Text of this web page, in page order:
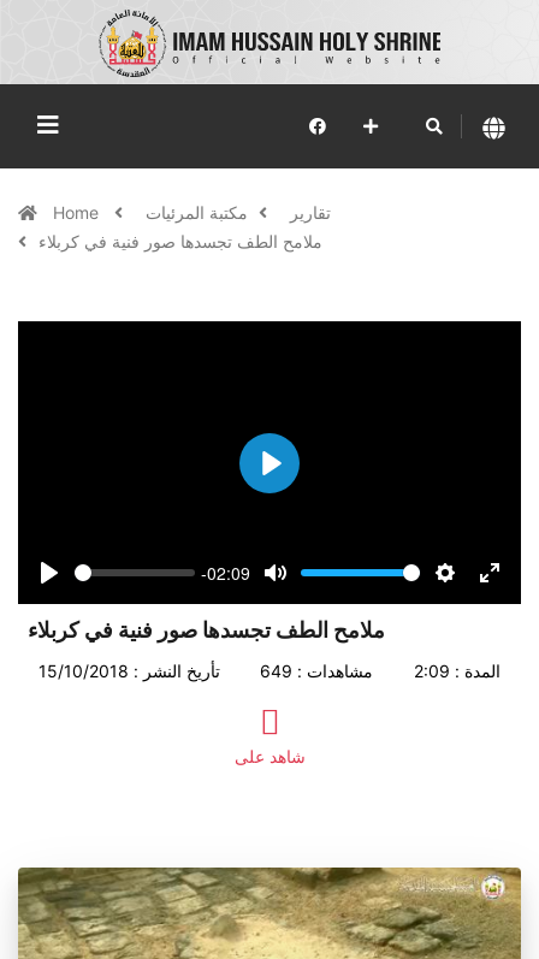
Home مكتبة المرئيات
تقارير
ملامح الطف تجسدها صور فنية في كربلاء
Play
Seek
-02:09
Volume
ملامح الطف تجسدها صور فنية في كربلاء
تأريخ النشر : 15/10/2018 مشاهدات : 649 المدة : 2:09
شاهد على